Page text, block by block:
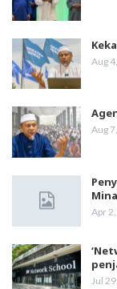
Aug
Aug
Apr
Jul